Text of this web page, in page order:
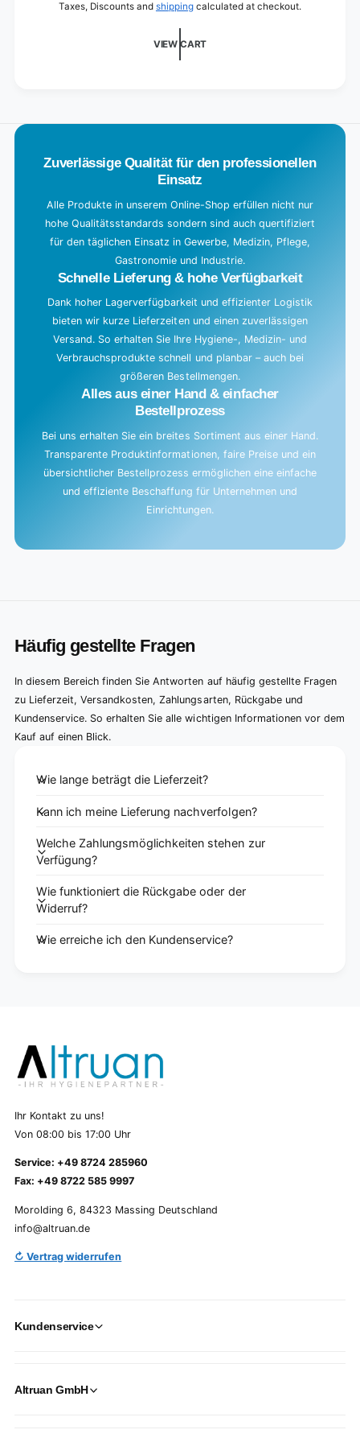
Taxes, Discounts and shipping calculated at checkout.
VIEW CART
Zuverlässige Qualität für den professionellen
Einsatz
Alle Produkte in unserem Online-Shop erfüllen nicht nur
hohe Qualitätsstandards sondern sind auch quertifiziert
für den täglichen Einsatz in Gewerbe, Medizin, Pflege,
Gastronomie und Industrie.
Schnelle Lieferung & hohe Verfügbarkeit
Dank hoher Lagerverfügbarkeit und effizienter Logistik
bieten wir kurze Lieferzeiten und einen zuverlässigen
Versand. So erhalten Sie Ihre Hygiene-, Medizin- und
Verbrauchsprodukte schnell und planbar – auch bei
größeren Bestellmengen.
Alles aus einer Hand & einfacher
Bestellprozess
Bei uns erhalten Sie ein breites Sortiment aus einer Hand.
Transparente Produktinformationen, faire Preise und ein
übersichtlicher Bestellprozess ermöglichen eine einfache
und effiziente Beschaffung für Unternehmen und
Einrichtungen.
Häufig gestellte Fragen
In diesem Bereich finden Sie Antworten auf häufig gestellte Fragen
zu Lieferzeit, Versandkosten, Zahlungsarten, Rückgabe und
Kundenservice. So erhalten Sie alle wichtigen Informationen vor dem
Kauf auf einen Blick.
Wie lange beträgt die Lieferzeit?
Kann ich meine Lieferung nachverfolgen?
Welche Zahlungsmöglichkeiten stehen zur
Verfügung?
Wie funktioniert die Rückgabe oder der
Widerruf?
Wie erreiche ich den Kundenservice?
Ihr Kontakt zu uns!
Von 08:00 bis 17:00 Uhr
Service: +49 8724 285960
Fax: +49 8722 585 9997
Morolding 6, 84323 Massing Deutschland
info@altruan.de
↻ Vertrag widerrufen
Kundenservice
Altruan GmbH